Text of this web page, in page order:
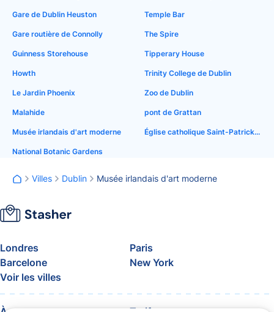
Gare de Dublin Heuston
Gare routière de Connolly
Guinness Storehouse
Howth
Le Jardin Phoenix
Malahide
Musée irlandais d'art moderne
National Botanic Gardens
Temple Bar
The Spire
Tipperary House
Trinity College de Dublin
Zoo de Dublin
pont de Grattan
Église catholique Saint-Patrick, Soho
Villes Dublin Musée irlandais d'art moderne
Londres
Paris
Barcelone
New York
Voir les villes